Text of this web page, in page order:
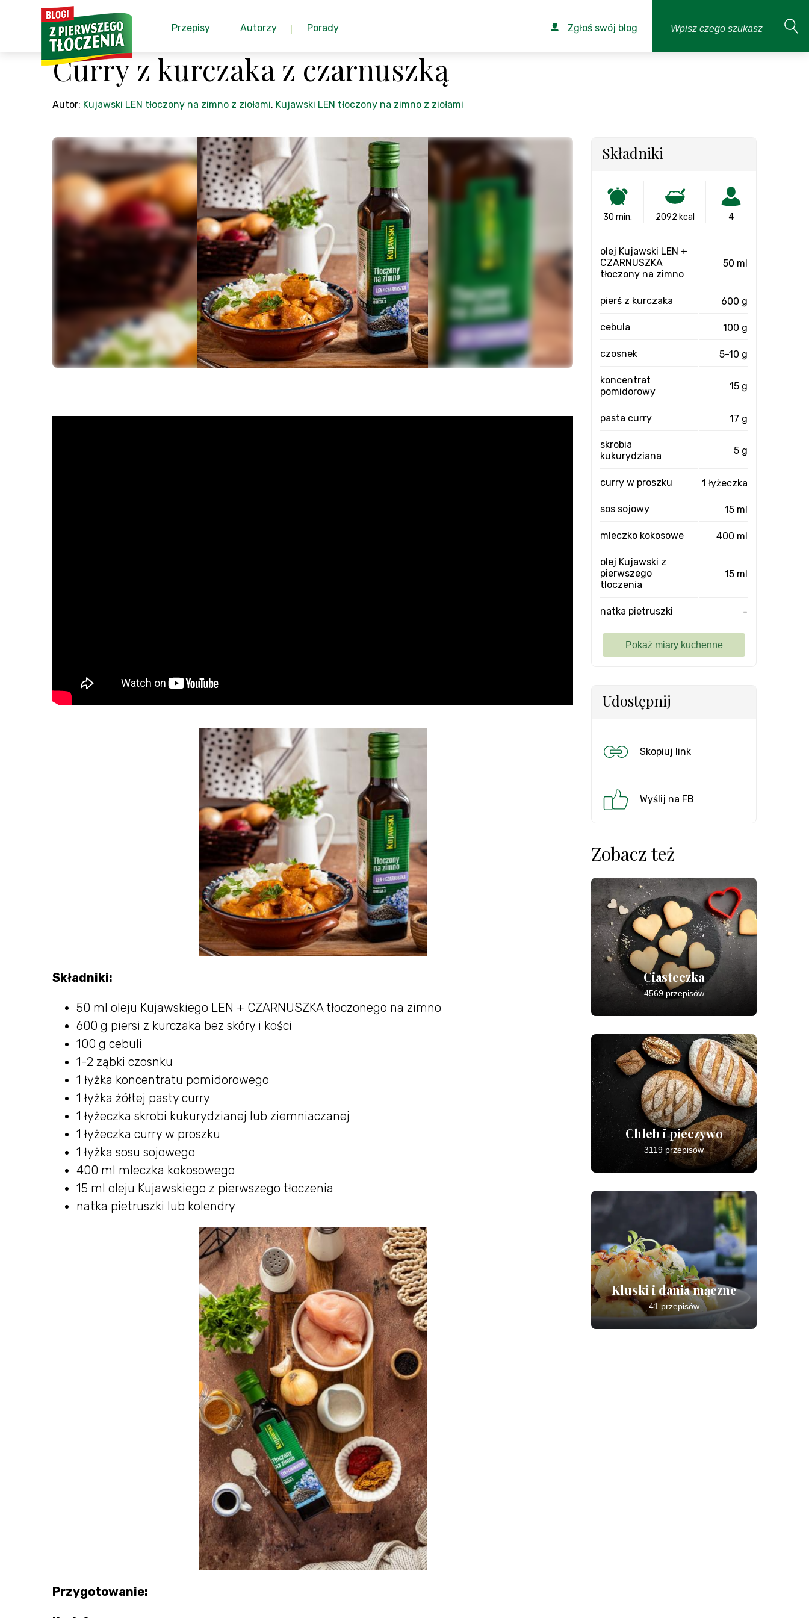
Przepisy Autorzy Porady Zgłoś swój blog
Curry z kurczaka z czarnuszką
Autor: Kujawski LEN tłoczony na zimno z ziołami, Kujawski LEN tłoczony na zimno z ziołami
Składniki:
50 ml oleju Kujawskiego LEN + CZARNUSZKA tłoczonego na zimno
600 g piersi z kurczaka bez skóry i kości
100 g cebuli
1-2 ząbki czosnku
1 łyżka koncentratu pomidorowego
1 łyżka żółtej pasty curry
1 łyżeczka skrobi kukurydzianej lub ziemniaczanej
1 łyżeczka curry w proszku
1 łyżka sosu sojowego
400 ml mleczka kokosowego
15 ml oleju Kujawskiego z pierwszego tłoczenia
natka pietruszki lub kolendry
Przygotowanie:
Składniki
30 min. 2092 kcal 4
olej Kujawski LEN +
CZARNUSZKA
tłoczony na zimno
50 ml
pierś z kurczaka 600 g
cebula 100 g
czosnek 5-10 g
koncentrat
pomidorowy
15 g
pasta curry 17 g
skrobia
kukurydziana
5 g
curry w proszku 1 łyżeczka
sos sojowy 15 ml
mleczko kokosowe 400 ml
olej Kujawski z
pierwszego
tloczenia
15 ml
natka pietruszki -
Udostępnij
Skopiuj link
Wyślij na FB
Zobacz też
Ciasteczka
4569 przepisów
Chleb i pieczywo
3119 przepisów
Kluski i dania mączne
41 przepisów